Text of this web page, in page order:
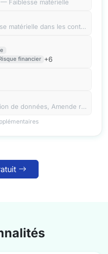
Faiblesse matérielle
La SEC a identifié une faiblesse matérielle dans les contrôles internes sur l'information financière
financier +6
p. ex. Risque de crédit, Violation de données, Amende réglementaire, Changement de direction